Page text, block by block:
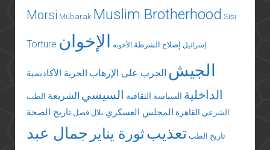
Morsi Mubarak Muslim Brotherhood Sisi
Torture إسرائيل إصلاح الشرطة الأخونة الإخوان
الجيش الحرب على الإرهاب الحرية الأكاديمية
الداخلية السياسة الثقافية السيسي الشريعة الطب
الشرعي القاهرة المجلس العسكري بلال فضل تاريخ الصحة
تاريخ الطب تعذيبثورة يناير جمال عبد